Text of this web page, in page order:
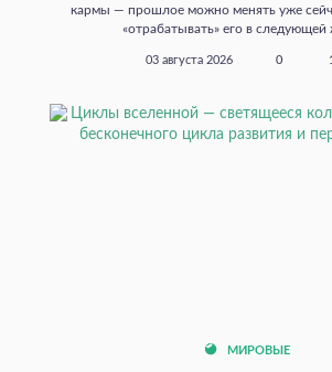
кармы — прошлое можно менять уже
«отрабатывать» его в следующей
03 августа 2026 0
МИРОВЫЕ